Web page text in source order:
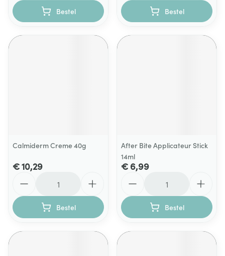
Bestel Bestel
Calmiderm Creme 40g
€ 10,29
Bestel
After Bite Applicateur Stick
14ml
€ 6,99
Bestel